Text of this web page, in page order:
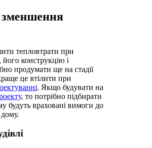
зменшення
тепловтрати при
його конструкцію і
продумати ще на стадії
це втілити при
. Якщо будувати на
, то потрібно підбирати
будуть враховані вимоги до